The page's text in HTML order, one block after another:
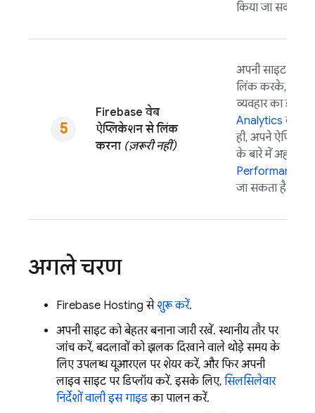
किया जा सकता है.
Firebase वेब
ऐप्लिकेशन से लिंक
करना (ज़रूरी नहीं)
अपनी साइट को
लिंक करके, अपने
व्यवहार का डेटा
Analytics का
ही, अपने
के बारे में अहम
Performance
जा सकता है.
अगले चरण
Firebase Hosting सेशुरू करें.
अपनी साइट को बेहतर बनाना जारी रखें. स्थानीय तौर पर
जांच करें, बदलावों को झलक दिखाने वाले थोड़े समय के
लिए उपलब्ध यूआरएल पर शेयर करें, और फिर अपनी
लाइव साइट पर डिप्लॉय करें. इसके लिए, सिलसिलेवार
निर्देशों वाली इस गाइडका पालन करें.